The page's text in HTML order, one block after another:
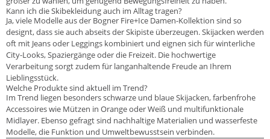
Kann ich die Skibekleidung auch im Alltag tragen?
Ja, viele Modelle aus der Bogner Fire+Ice Damen-Kollektion sind so
designt, dass sie auch abseits der Skipiste überzeugen. Skijacken werden
oft mit Jeans oder Leggings kombiniert und eignen sich für winterliche
City-Looks, Spaziergänge oder die Freizeit. Die hochwertige
Verarbeitung sorgt zudem für langanhaltende Freude an Ihrem
Lieblingsstück.
Welche Produkte sind aktuell im Trend?
Im Trend liegen besonders schwarze und blaue Skijacken, farbenfrohe
Accessoires wie Mützen in Orange oder Weiß und multifunktionale
Midlayer. Ebenso gefragt sind nachhaltige Materialien und wasserfeste
Modelle, die Funktion und Umweltbewusstsein verbinden.